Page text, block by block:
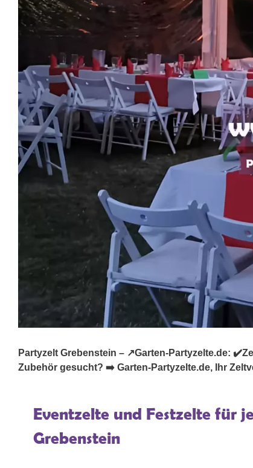
Partyzelt Grebenstein – ↗️Garten-Partyzelte.de:
Zubehör gesucht? ➡️ Garten-Partyzelte.de, Ihr
Eventzelte und Festzelte für
Grebenstein